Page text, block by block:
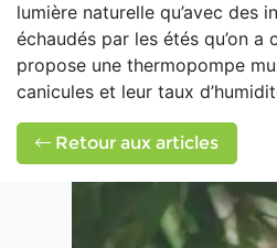
lumière naturelle qu’avec des
échaudés par les étés qu’on a
propose une thermopompe
canicules et leur taux
Retour aux articles